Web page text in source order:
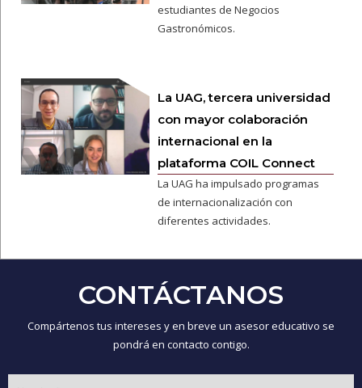
estudiantes de Negocios
Gastronómicos.
La UAG, tercera universidad
con mayor colaboración
internacional en la
plataforma COIL Connect
La UAG ha impulsado programas
de internacionalización con
diferentes actividades.
CONTÁCTANOS
Compártenos tus intereses y en breve un asesor educativo se
pondrá en contacto contigo.